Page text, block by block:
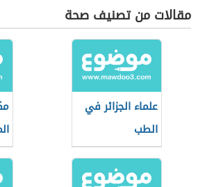
مقالات من تصنيف صحة
علماء الجزائر في
الطب